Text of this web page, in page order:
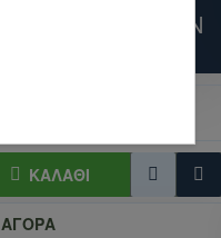
RENEGADE ORIGIN
ΚΑΛΆΘΙ
ΑΓΟΡΑ